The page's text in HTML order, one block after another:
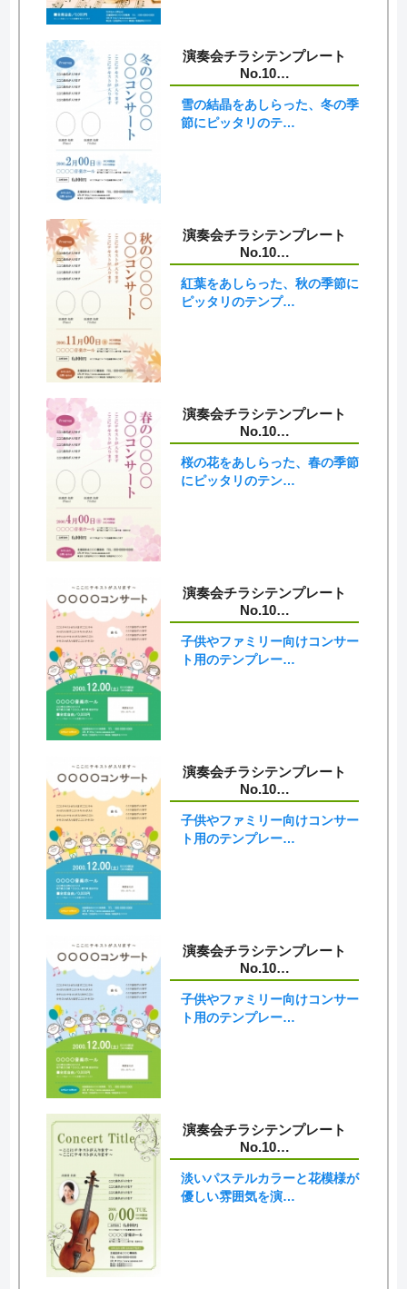
演奏会チラシテンプレート
No.10…
雪の結晶をあしらった、冬の季
節にピッタリのテ…
演奏会チラシテンプレート
No.10…
紅葉をあしらった、秋の季節に
ピッタリのテンプ…
演奏会チラシテンプレート
No.10…
桜の花をあしらった、春の季節
にピッタリのテン…
演奏会チラシテンプレート
No.10…
子供やファミリー向けコンサー
ト用のテンプレー…
演奏会チラシテンプレート
No.10…
子供やファミリー向けコンサー
ト用のテンプレー…
演奏会チラシテンプレート
No.10…
子供やファミリー向けコンサー
ト用のテンプレー…
演奏会チラシテンプレート
No.10…
淡いパステルカラーと花模様が
優しい雰囲気を演…